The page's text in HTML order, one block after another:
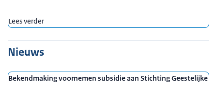
Lees verder
Nieuws
Bekendmaking voornemen subsidie aan Stichting Geestelijke